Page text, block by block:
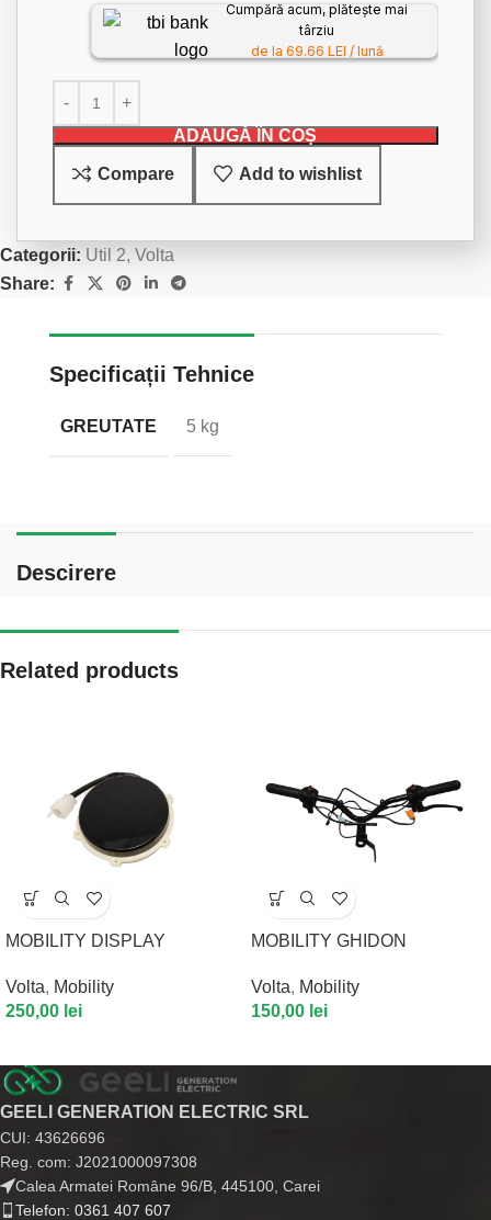
ADAUGĂ ÎN COȘ
Cumpără acum, plătește mai
târziu
de la 69.66 LEI / lună
Compare Add to wishlist
Categorii: Util 2, Volta
Share:
Specificații Tehnice
GREUTATE 5 kg
Descirere
Related products
MOBILITY DISPLAY
Volta, Mobility
250,00 lei
MOBILITY GHIDON
Volta, Mobility
150,00 lei
GEELI GENERATION ELECTRIC SRL
CUI: 43626696
Reg. com: J2021000097308
Calea Armatei Române 96/B, 445100, Carei
Telefon: 0361 407 607